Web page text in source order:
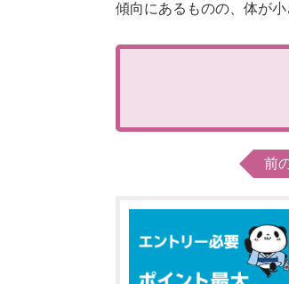
傾向にあるものの、体が
前